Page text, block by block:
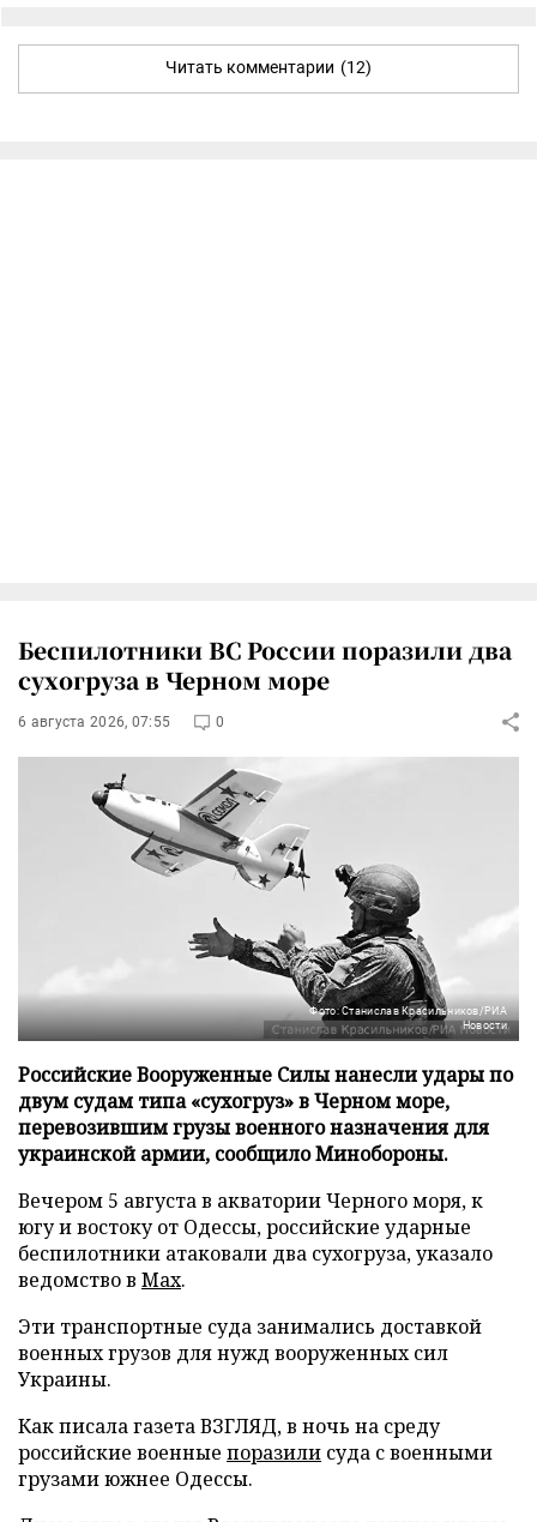
Читать комментарии (12)
Беспилотники ВС России поразили два
сухогруза в Черном море
6 августа 2026, 07:55 0
Фото: Станислав Красильников/РИА
Новости
Российские Вооруженные Силы нанесли удары по
двум судам типа «сухогруз» в Черном море,
перевозившим грузы военного назначения для
украинской армии, сообщило Минобороны.
Вечером 5 августа в акватории Черного моря, к
югу и востоку от Одессы, российские ударные
беспилотники атаковали два сухогруза, указало
ведомство в Max.
Эти транспортные суда занимались доставкой
военных грузов для нужд вооруженных сил
Украины.
Как писала газета ВЗГЛЯД, в ночь на среду
российские военные поразили суда с военными
грузами южнее Одессы.